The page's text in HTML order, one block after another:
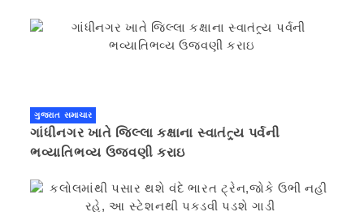
ગુજરાત સમાચાર
ગાંધીનગર ખાતે જિલ્લા કક્ષાના સ્વાતંત્ર્ય પર્વની
ભવ્યાતિભવ્ય ઉજવણી કરાઇ